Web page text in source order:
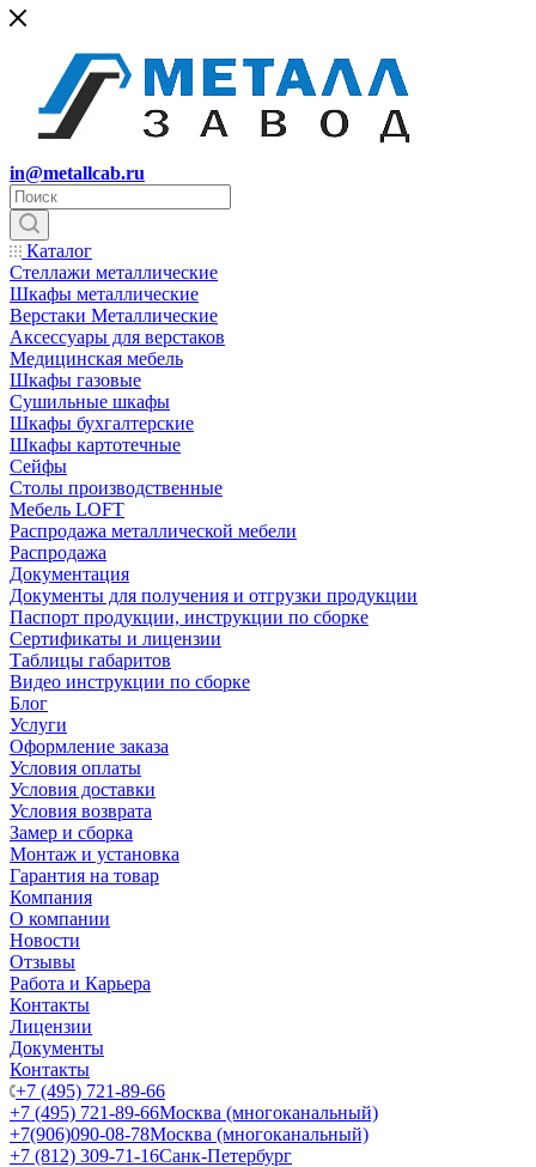
in@metallcab.ru
Каталог
Стеллажи металлические
Шкафы металлические
Верстаки Металлические
Аксессуары для верстаков
Медицинская мебель
Шкафы газовые
Сушильные шкафы
Шкафы бухгалтерские
Шкафы картотечные
Сейфы
Столы производственные
Мебель LOFT
Распродажа металлической мебели
Распродажа
Документация
Документы для получения и отгрузки продукции
Паспорт продукции, инструкции по сборке
Сертификаты и лицензии
Таблицы габаритов
Видео инструкции по сборке
Блог
Услуги
Оформление заказа
Условия оплаты
Условия доставки
Условия возврата
Замер и сборка
Монтаж и установка
Гарантия на товар
Компания
О компании
Новости
Отзывы
Работа и Карьера
Контакты
Лицензии
Документы
Контакты
+7 (495) 721-89-66
+7 (495) 721-89-66Москва (многоканальный)
+7(906)090-08-78Москва (многоканальный)
+7 (812) 309-71-16Санк-Петербург